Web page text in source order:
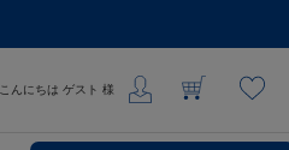
こんにちは ゲスト 様